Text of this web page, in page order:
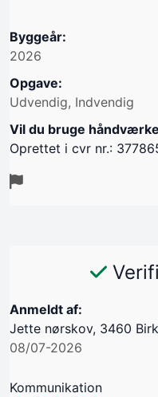
Byggeår:
2026
Opgave:
Udvendig, Indvendig
Vil du bruge
Oprettet i cvr nr.:
Anmeldt af:
Jette nørskov, 3460
08/07-2026
Kommunikation